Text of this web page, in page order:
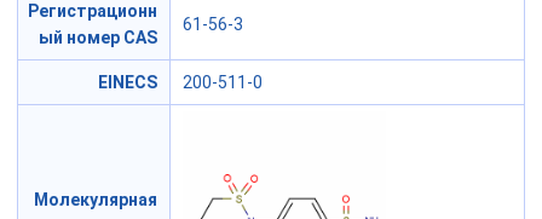
Регистрационн
ый номер CAS
61-56-3
EINECS 200-511-0
Молекулярная